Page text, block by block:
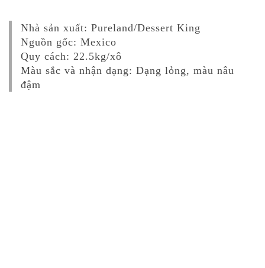
Nhà sản xuất: Pureland/Dessert King
Nguồn gốc: Mexico
Quy cách: 22.5kg/xô
Màu sắc và nhận dạng: Dạng lỏng, màu nâu
đậm